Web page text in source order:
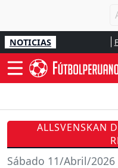
NOTICIAS
ALLSVENSKAN
Sábado 11/Abril/2026